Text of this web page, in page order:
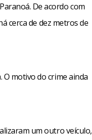
De acordo com
cerca de dez metros de
O motivo do crime ainda
um outro veículo,